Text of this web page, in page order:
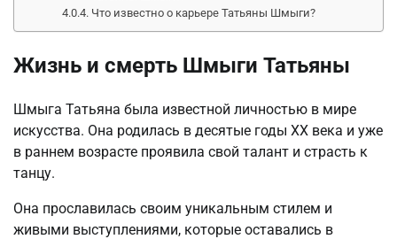
Что известно о карьере Татьяны Шмыги?
Жизнь и смерть Шмыги Татьяны
Шмыга Татьяна была известной личностью в мире
искусства. Она родилась в десятые годы XX века и уже
в раннем возрасте проявила свой талант и страсть к
танцу.
Она прославилась своим уникальным стилем и
живыми выступлениями, которые оставались в